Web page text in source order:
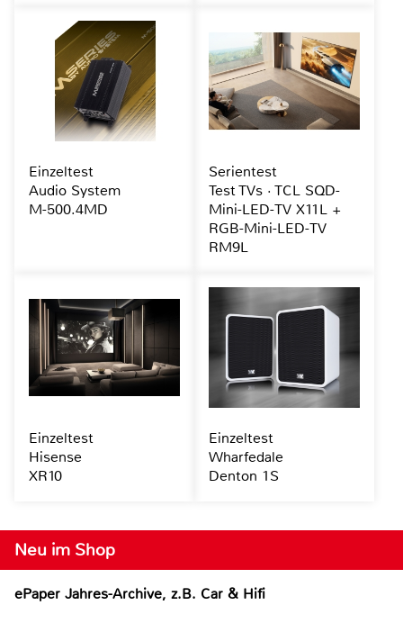
Neu im Shop
ePaper Jahres-Archive, z.B. Car & Hifi
Einzeltest
Audio System
M-500.4MD
Serientest
Test TVs · TCL SQD-
Mini-LED-TV X11L +
RGB-Mini-LED-TV
RM9L
Einzeltest
Hisense
XR10
Einzeltest
Wharfedale
Denton 1S